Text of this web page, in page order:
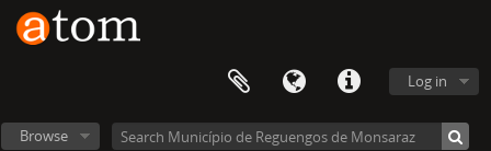
Log in
Browse